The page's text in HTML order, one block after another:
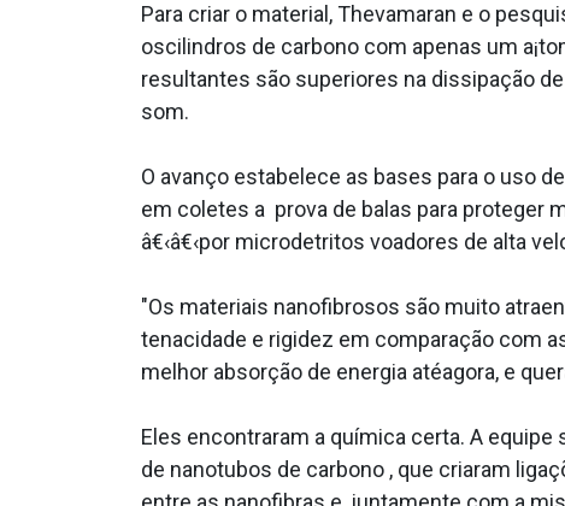
Para criar o material, Thevamaran e o
oscilindros de carbono com apenas um
resultantes são superiores na dissipação
som.
O avanço estabelece as bases para o uso
em coletes a prova de balas para proteger
â€‹â€‹por microdetritos voadores de alta
"Os materiais nanofibrosos são muito
tenacidade e rigidez em comparação com
melhor absorção de energia atéagora, e
Eles encontraram a química certa. A
de nanotubos de carbono , que criaram